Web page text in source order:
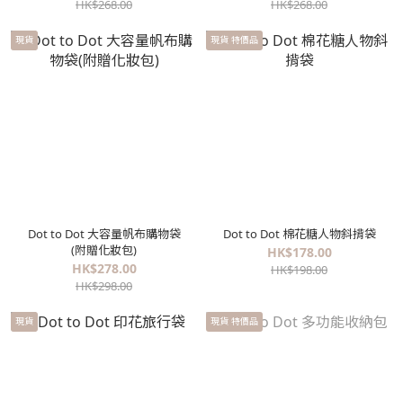
HK$268.00 HK$268.00
現貨
Dot to Dot 大容量帆布購物袋
(附贈化妝包)
HK$278.00
HK$298.00
現貨 特價品
Dot to Dot 棉花糖人物斜揹袋
HK$178.00
HK$198.00
現貨 現貨 特價品